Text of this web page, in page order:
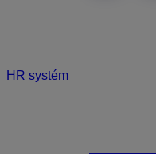
HR systém